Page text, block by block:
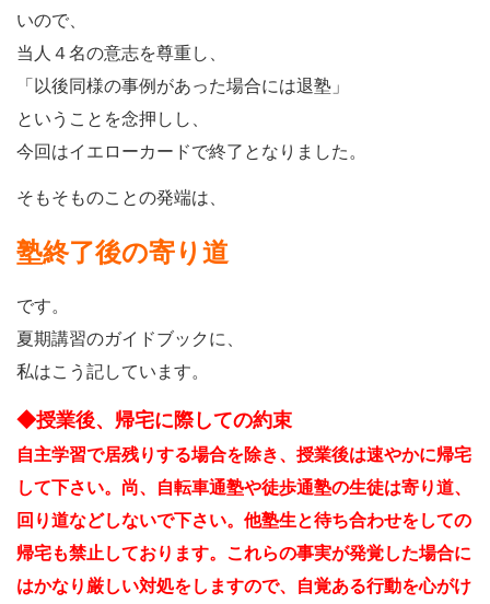
いので、
当人４名の意志を尊重し、
「以後同様の事例があった場合には退塾」
ということを念押しし、
今回はイエローカードで終了となりました。
そもそものことの発端は、
塾終了後の寄り道
です。
夏期講習のガイドブックに、
私はこう記しています。
◆授業後、帰宅に際しての約束
自主学習で居残りする場合を除き、授業後は速やかに帰宅
して下さい。尚、自転車通塾や徒歩通塾の生徒は寄り道、
回り道などしないで下さい。他塾生と待ち合わせをしての
帰宅も禁止しております。これらの事実が発覚した場合に
はかなり厳しい対処をしますので、自覚ある行動を心がけ